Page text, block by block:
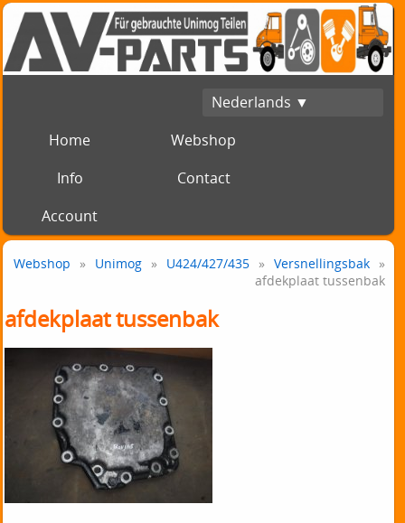
Nederlands ▼
Home
Webshop
Info
Contact
Account
Webshop » Unimog » U424/427/435 » Versnellingsbak »
afdekplaat tussenbak
afdekplaat tussenbak